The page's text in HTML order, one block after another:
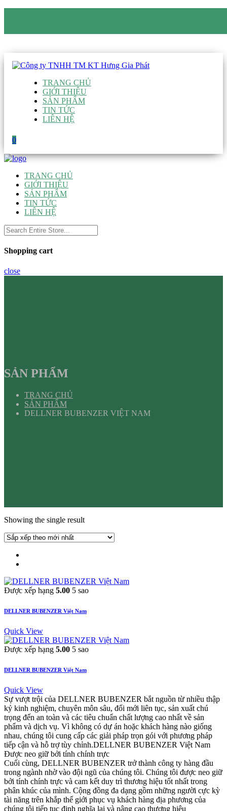
TRANG CHỦ
GIỚI THIỆU
SẢN PHẨM
TIN TỨC
LIÊN HỆ
0
TRANG CHỦ
GIỚI THIỆU
SẢN PHẨM
TIN TỨC
LIÊN HỆ
Shopping cart
close
SẢN PHẨM
TRANG CHỦ
SẢN PHẨM
DELLNER BUBENZER VIỆT NAM
Showing the single result
Được xếp hạng 5.00 5 sao
DELLNER BUBENZER Việt Nam
Quick View
Được xếp hạng 5.00 5 sao
DELLNER BUBENZER Việt Nam
Quick View
Sự vượt trội của DELLNER BUBENZER bắt nguồn từ nhiều thập
kỷ kinh nghiệm, chuyên môn sâu, đổi mới liên tục, sản xuất chú
trọng đến an toàn và các tiêu chuẩn chất lượng cao nhất về sản
phẩm và dịch vụ. Vì không có dự án hoặc khách hàng nào giống
nhau, chúng tôi cung cấp các giải pháp trọn gói với phương pháp
tiếp cận và hỗ trợ tùy chỉnh.DELLNER BUBENZER Việt Nam
Được neo giữ bởi tính chính trực
Cuối cùng, DELLNER BUBENZER trở thành công ty hàng đầu
trong ngành nhờ vào đội ngũ của chúng tôi. Chúng tôi được neo giữ
bởi tính chính trực và cam kết duy trì thương hiệu tốt nhất trong
phân khúc của mình. Cộng đồng đa dạng gồm những người cực kỳ
tài năng trên khắp thế giới phục vụ khách hàng địa phương của
chúng tôi tiếp tục định nghĩa lại và nâng cao thương hiệu